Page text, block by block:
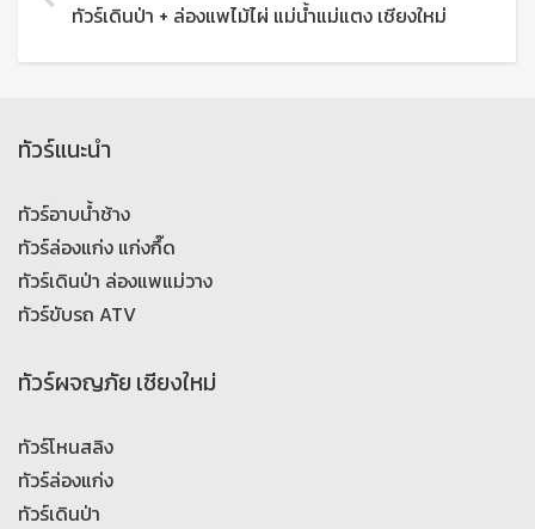
ทัวร์เดินป่า + ล่องแพไม้ไผ่ แม่น้ำแม่แตง เชียงใหม่
ทัวร์แนะนำ
ทัวร์อาบน้ำช้าง
ทัวร์ล่องแก่ง แก่งกึ๊ด
ทัวร์เดินป่า ล่องแพแม่วาง
ทัวร์ขับรถ ATV
ทัวร์ผจญภัย เชียงใหม่
ทัวร์โหนสลิง
ทัวร์ล่องแก่ง
ทัวร์เดินป่า